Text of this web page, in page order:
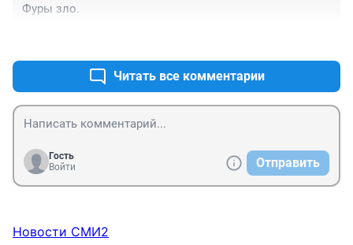
Фуры зло.
Читать все комментарии
Гость
Войти
Отправить
Новости СМИ2